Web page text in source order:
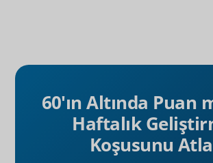
60'ın Altında Puan
Haftalık
Koşusunu